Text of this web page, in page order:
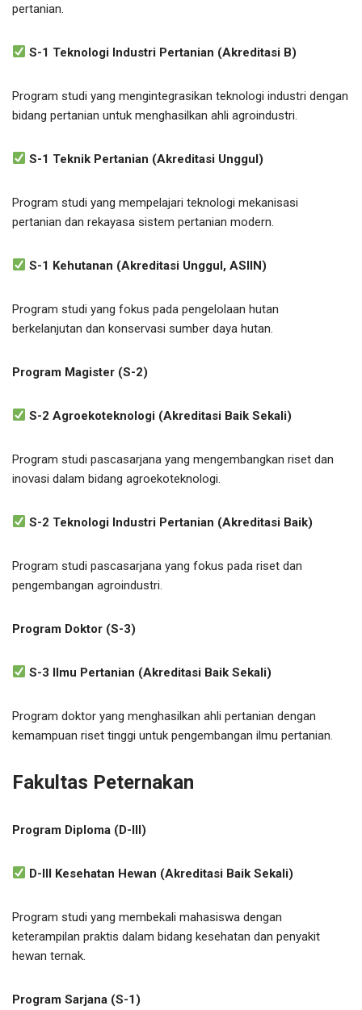
pertanian.
S-1 Teknologi Industri Pertanian (Akreditasi B)
Program studi yang mengintegrasikan teknologi industri dengan
bidang pertanian untuk menghasilkan ahli agroindustri.
S-1 Teknik Pertanian (Akreditasi Unggul)
Program studi yang mempelajari teknologi mekanisasi
pertanian dan rekayasa sistem pertanian modern.
S-1 Kehutanan (Akreditasi Unggul, ASIIN)
Program studi yang fokus pada pengelolaan hutan
berkelanjutan dan konservasi sumber daya hutan.
Program Magister (S-2)
S-2 Agroekoteknologi (Akreditasi Baik Sekali)
Program studi pascasarjana yang mengembangkan riset dan
inovasi dalam bidang agroekoteknologi.
S-2 Teknologi Industri Pertanian (Akreditasi Baik)
Program studi pascasarjana yang fokus pada riset dan
pengembangan agroindustri.
Program Doktor (S-3)
S-3 Ilmu Pertanian (Akreditasi Baik Sekali)
Program doktor yang menghasilkan ahli pertanian dengan
kemampuan riset tinggi untuk pengembangan ilmu pertanian.
Fakultas Peternakan
Program Diploma (D-III)
D-III Kesehatan Hewan (Akreditasi Baik Sekali)
Program studi yang membekali mahasiswa dengan
keterampilan praktis dalam bidang kesehatan dan penyakit
hewan ternak.
Program Sarjana (S-1)